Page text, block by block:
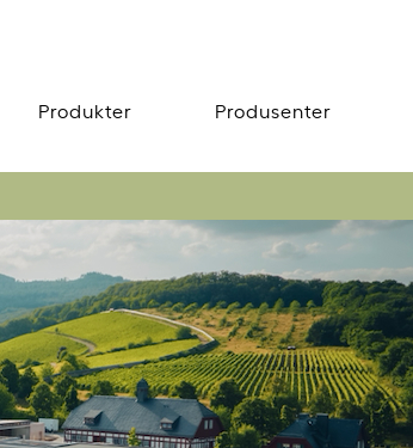
Produkter Produsenter